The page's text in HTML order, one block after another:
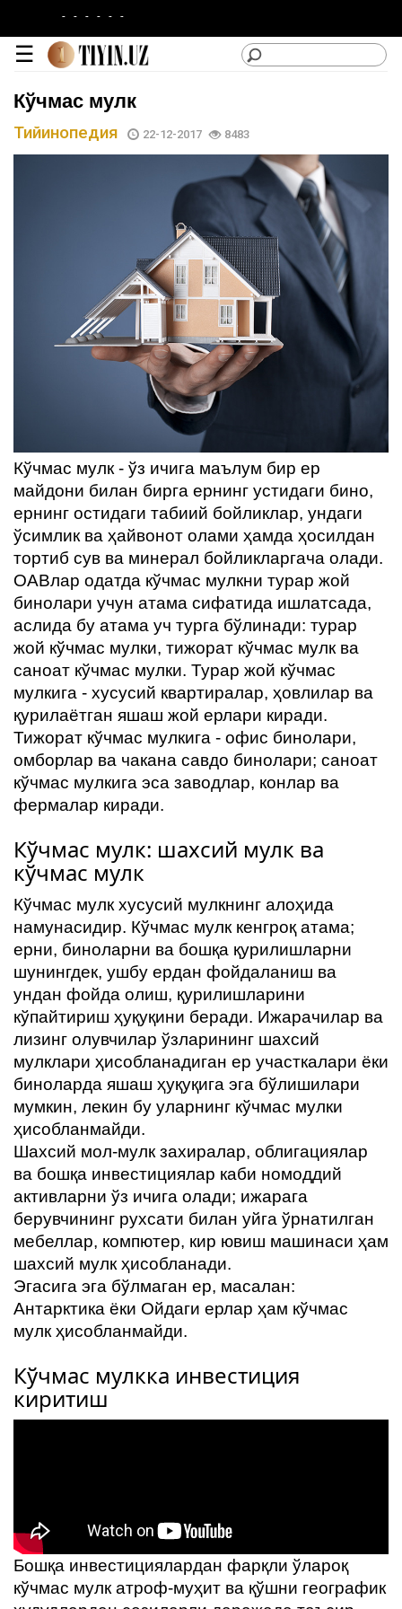
- - - -
Сайтдан
Фойдаланиш
Алоқа
☰
Кўчмас мулк
Тийинопедия 22-12-2017 8483
Кўчмас мулк - ўз ичига маълум бир ер
майдони билан бирга ернинг устидаги бино,
ернинг остидаги табиий бойликлар, ундаги
ўсимлик ва ҳайвонот олами ҳамда ҳосилдан
тортиб сув ва минерал бойликларгача олади.
ОАВлар одатда кўчмас мулкни турар жой
бинолари учун атама сифатида ишлатсада,
аслида бу атама уч турга бўлинади: турар
жой кўчмас мулки, тижорат кўчмас мулк ва
саноат кўчмас мулки. Турар жой кўчмас
мулкига - хусусий квартиралар, ҳовлилар ва
қурилаётган яшаш жой ерлари киради.
Тижорат кўчмас мулкига - офис бинолари,
омборлар ва чакана савдо бинолари; саноат
кўчмас мулкига эса заводлар, конлар ва
фермалар киради.
Кўчмас мулк: шахсий мулк ва
кўчмас мулк
Кўчмас мулк хусусий мулкнинг алоҳида
намунасидир. Кўчмас мулк кенгроқ атама;
ерни, биноларни ва бошқа қурилишларни
шунингдек, ушбу ердан фойдаланиш ва
ундан фойда олиш, қурилишларини
кўпайтириш ҳуқуқини беради. Ижарачилар ва
лизинг олувчилар ўзларининг шахсий
мулклари ҳисобланадиган ер участкалари ёки
биноларда яшаш ҳуқуқига эга бўлишилари
мумкин, лекин бу уларнинг кўчмас мулки
ҳисобланмайди.
Шахсий мол-мулк захиралар, облигациялар
ва бошқа инвестициялар каби номоддий
активларни ўз ичига олади; ижарага
берувчининг рухсати билан уйга ўрнатилган
мебеллар, компютер, кир ювиш машинаси ҳам
шахсий мулк ҳисобланади.
Эгасига эга бўлмаган ер, масалан:
Антарктика ёки Ойдаги ерлар ҳам кўчмас
мулк ҳисобланмайди.
Кўчмас мулкка инвестиция
киритиш
Бошқа инвестициялардан фарқли ўлароқ
кўчмас мулк атроф-муҳит ва қўшни географик